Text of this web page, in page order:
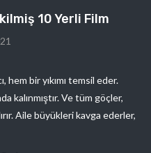
10 Yerli Film
hem bir yıkımı temsil eder.
kalınmıştır. Ve tüm göçler,
Aile büyükleri kavga ederler,